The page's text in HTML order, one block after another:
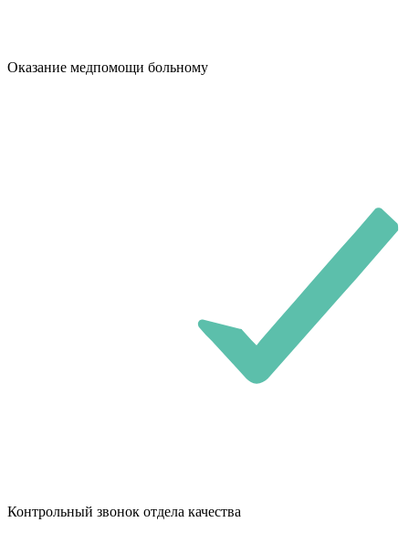
Оказание медпомощи больному
Контрольный звонок отдела качества